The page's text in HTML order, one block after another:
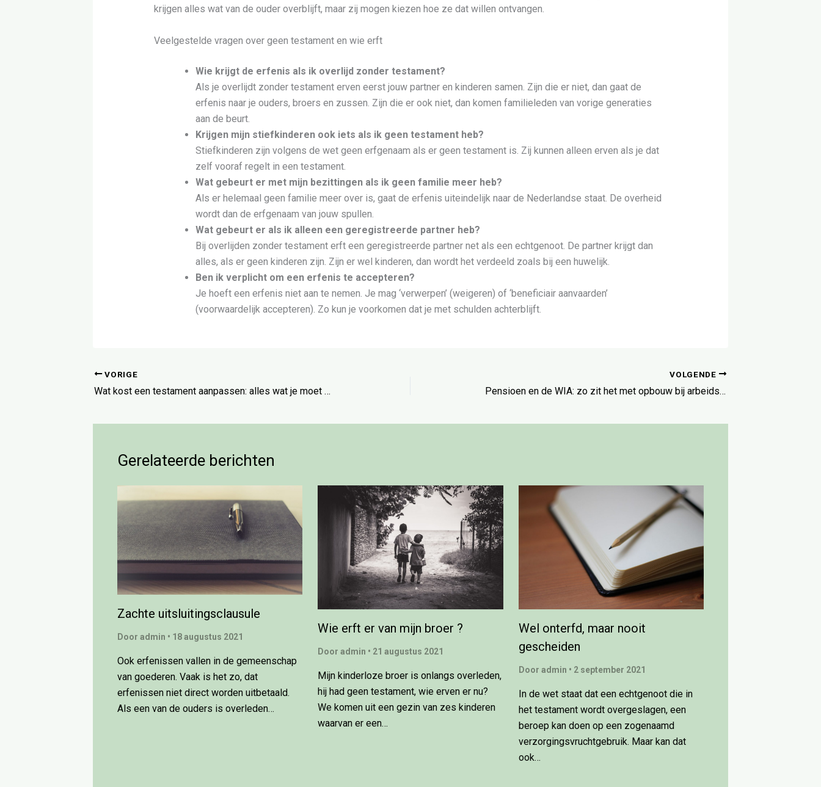
krijgen alles wat van de ouder overblijft, maar zij mogen kiezen hoe ze dat willen ontvangen.
Veelgestelde vragen over geen testament en wie erft
Wie krijgt de erfenis als ik overlijd zonder testament?
Als je overlijdt zonder testament erven eerst jouw partner en kinderen samen. Zijn die er niet, dan gaat de
erfenis naar je ouders, broers en zussen. Zijn die er ook niet, dan komen familieleden van vorige generaties
aan de beurt.
Krijgen mijn stiefkinderen ook iets als ik geen testament heb?
Stiefkinderen zijn volgens de wet geen erfgenaam als er geen testament is. Zij kunnen alleen erven als je dat
zelf vooraf regelt in een testament.
Wat gebeurt er met mijn bezittingen als ik geen familie meer heb?
Als er helemaal geen familie meer over is, gaat de erfenis uiteindelijk naar de Nederlandse staat. De overheid
wordt dan de erfgenaam van jouw spullen.
Wat gebeurt er als ik alleen een geregistreerde partner heb?
Bij overlijden zonder testament erft een geregistreerde partner net als een echtgenoot. De partner krijgt dan
alles, als er geen kinderen zijn. Zijn er wel kinderen, dan wordt het verdeeld zoals bij een huwelijk.
Ben ik verplicht om een erfenis te accepteren?
Je hoeft een erfenis niet aan te nemen. Je mag ‘verwerpen’ (weigeren) of ‘beneficiair aanvaarden’
(voorwaardelijk accepteren). Zo kun je voorkomen dat je met schulden achterblijft.
VORIGE
Wat kost een testament aanpassen: alles wat je moet weten over nalaten
VOLGENDE
Pensioen en de WIA: zo zit het met opbouw bij arbeidsongeschiktheid
Gerelateerde berichten
Zachte uitsluitingsclausule
Door admin • 18 augustus 2021
Ook erfenissen vallen in de gemeenschap
van goederen. Vaak is het zo, dat
erfenissen niet direct worden uitbetaald.
Als een van de ouders is overleden…
Wie erft er van mijn broer ?
Dooradmin • 21 augustus 2021
Mijn kinderloze broer is onlangs overleden,
hij had geen testament, wie erven er nu?
We komen uit een gezin van zes kinderen
waarvan er een…
Wel onterfd, maar nooit
gescheiden
Door admin • 2 september 2021
In de wet staat dat een echtgenoot die in
het testament wordt overgeslagen, een
beroep kan doen op een zogenaamd
verzorgingsvruchtgebruik. Maar kan dat
ook…